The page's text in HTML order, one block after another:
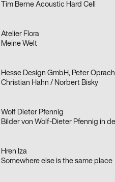
Tim Berne Acoustic Hard Cell
Atelier Flora
Meine Welt
Hesse Design GmbH, Peter Oprach
Christian Hahn / Norbert Bisky
Wolf Dieter Pfennig
Hren Iza
Somewhere else is the same place